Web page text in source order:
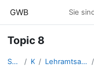
GWB Sie
Topic 8
Startseite Kurse Lehramtsausbildung GW im Clust...